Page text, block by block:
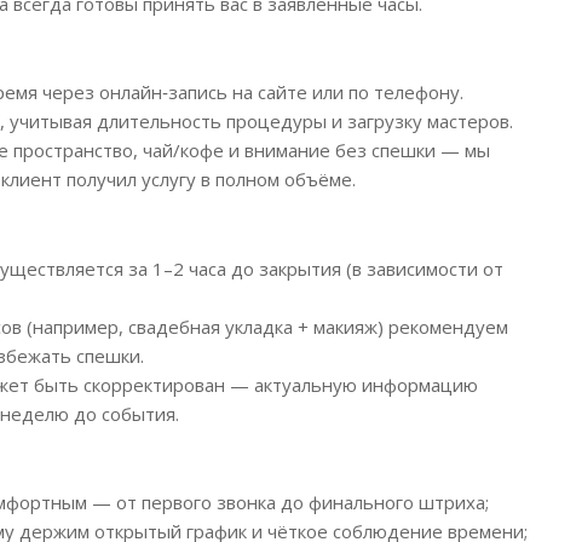
через онлайн‑запись на сайте или по телефону.
длительность процедуры и загрузку мастеров.
пространство, чай/кофе и внимание без спешки — мы
получил услугу в полном объёме.
за 1–2 часа до закрытия (в зависимости от
(например, свадебная укладка + макияж) рекомендуем
спешки.
быть скорректирован — актуальную информацию
неделю до события.
— от первого звонка до финального штриха;
держим открытый график и чёткое соблюдение времени;